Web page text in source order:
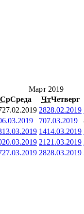
Март 2019
СрСреда ЧтЧетверг
27.02.2019 2828.02.2019
707.03.2019
13.03.2019 1414.03.2019
20.03.2019 21 21.03.2019
27.03.2019 2828.03.2019